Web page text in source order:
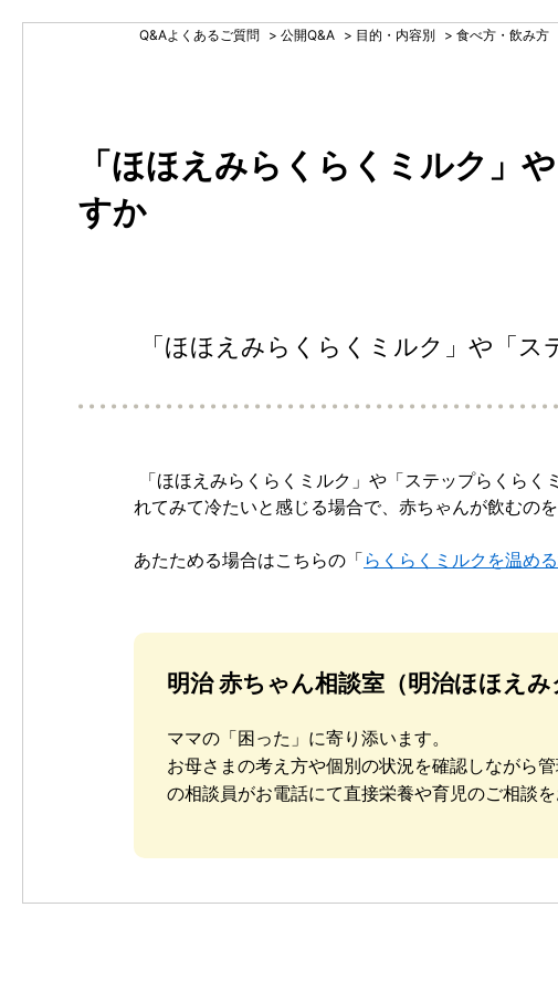
Q&Aよくあるご質問 > 公開Q&A > 目的・内容別 > 食べ方・飲み方
「ほほえみらくらくミルク」
すか
「ほほえみらくらくミルク」や「
「ほほえみらくらくミルク」や「ステップらくら
れてみて冷たいと感じる場合で、赤ちゃんが飲むの
あたためる場合はこちらの「らくらくミルクを温め
明治 赤ちゃん相談室（明治ほほえみ
ママの「困った」に寄り添います。
お母さまの考え方や個別の状況を確認しながら
の相談員がお電話にて直接栄養や育児のご相談を